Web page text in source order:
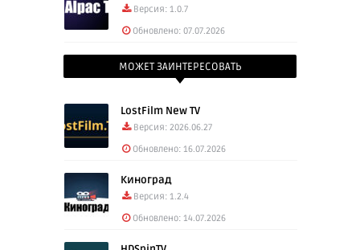
Версия: 1.0.7
Обновлено: 07.07.2026
МОЖЕТ ЗАИНТЕРЕСОВАТЬ
LostFilm New TV
Версия: 2026.06.27
Обновлено: 16.07.2026
Киноград
Версия: 1.2.4
Обновлено: 14.07.2026